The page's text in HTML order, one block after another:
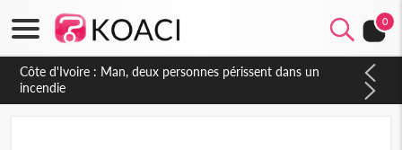
0
Côte d'Ivoire : Man, deux personnes périssent dans un
incendie